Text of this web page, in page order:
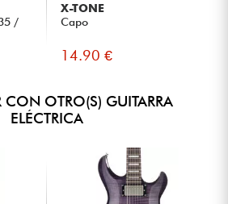
/
X-TONE
Capo
14.90 €
CON OTRO(S) GUITARRA
ELÉCTRICA